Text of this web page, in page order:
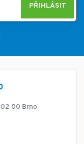
PŘIHLÁSIT
00 Brno